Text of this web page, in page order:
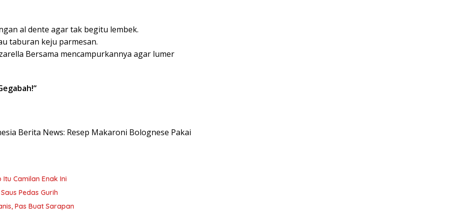
al dente agar tak begitu lembek.
taburan keju parmesan.
Bersama mencampurkannya agar lumer
“
Berita News: Resep Makaroni Bolognese Pakai
Camilan Enak Ini
Pedas Gurih
Pas Buat Sarapan